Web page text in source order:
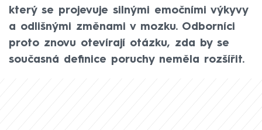
který se projevuje silnými emočními výkyvy
a odlišnými změnami v mozku. Odborníci
proto znovu otevírají otázku, zda by se
současná definice poruchy neměla rozšířit.